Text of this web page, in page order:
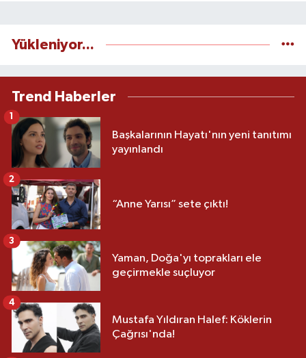
Yükleniyor...
Trend Haberler
Başkalarının Hayatı'nın yeni tanıtımı
yayınlandı
“Anne Yarısı” sete çıktı!
2
Yaman, Doğa'yı toprakları ele
geçirmekle suçluyor
3
Mustafa Yıldıran Halef: Köklerin
Çağrısı'nda!
4